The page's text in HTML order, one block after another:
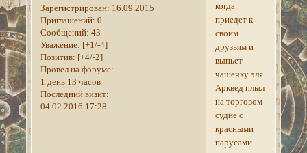
Зарегистрирован: 16.09.2015
Приглашений: 0
Сообщений: 43
Уважение: [+1/-4]
Позитив: [+4/-2]
Провел на форуме:
1 день 13 часов
Последний визит:
04.02.2016 17:28
когда
приедет к
своим
друзьям и
выпьет
чашечку эля.
Арквед плыл
на торговом
судне с
красными
парусами.